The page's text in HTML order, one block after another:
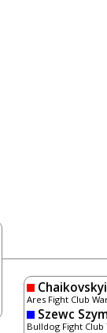
Ares Fight Club
Szewc
Bulldog Fight